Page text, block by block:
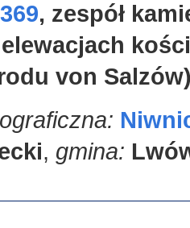
, zespół
von
, gmina: